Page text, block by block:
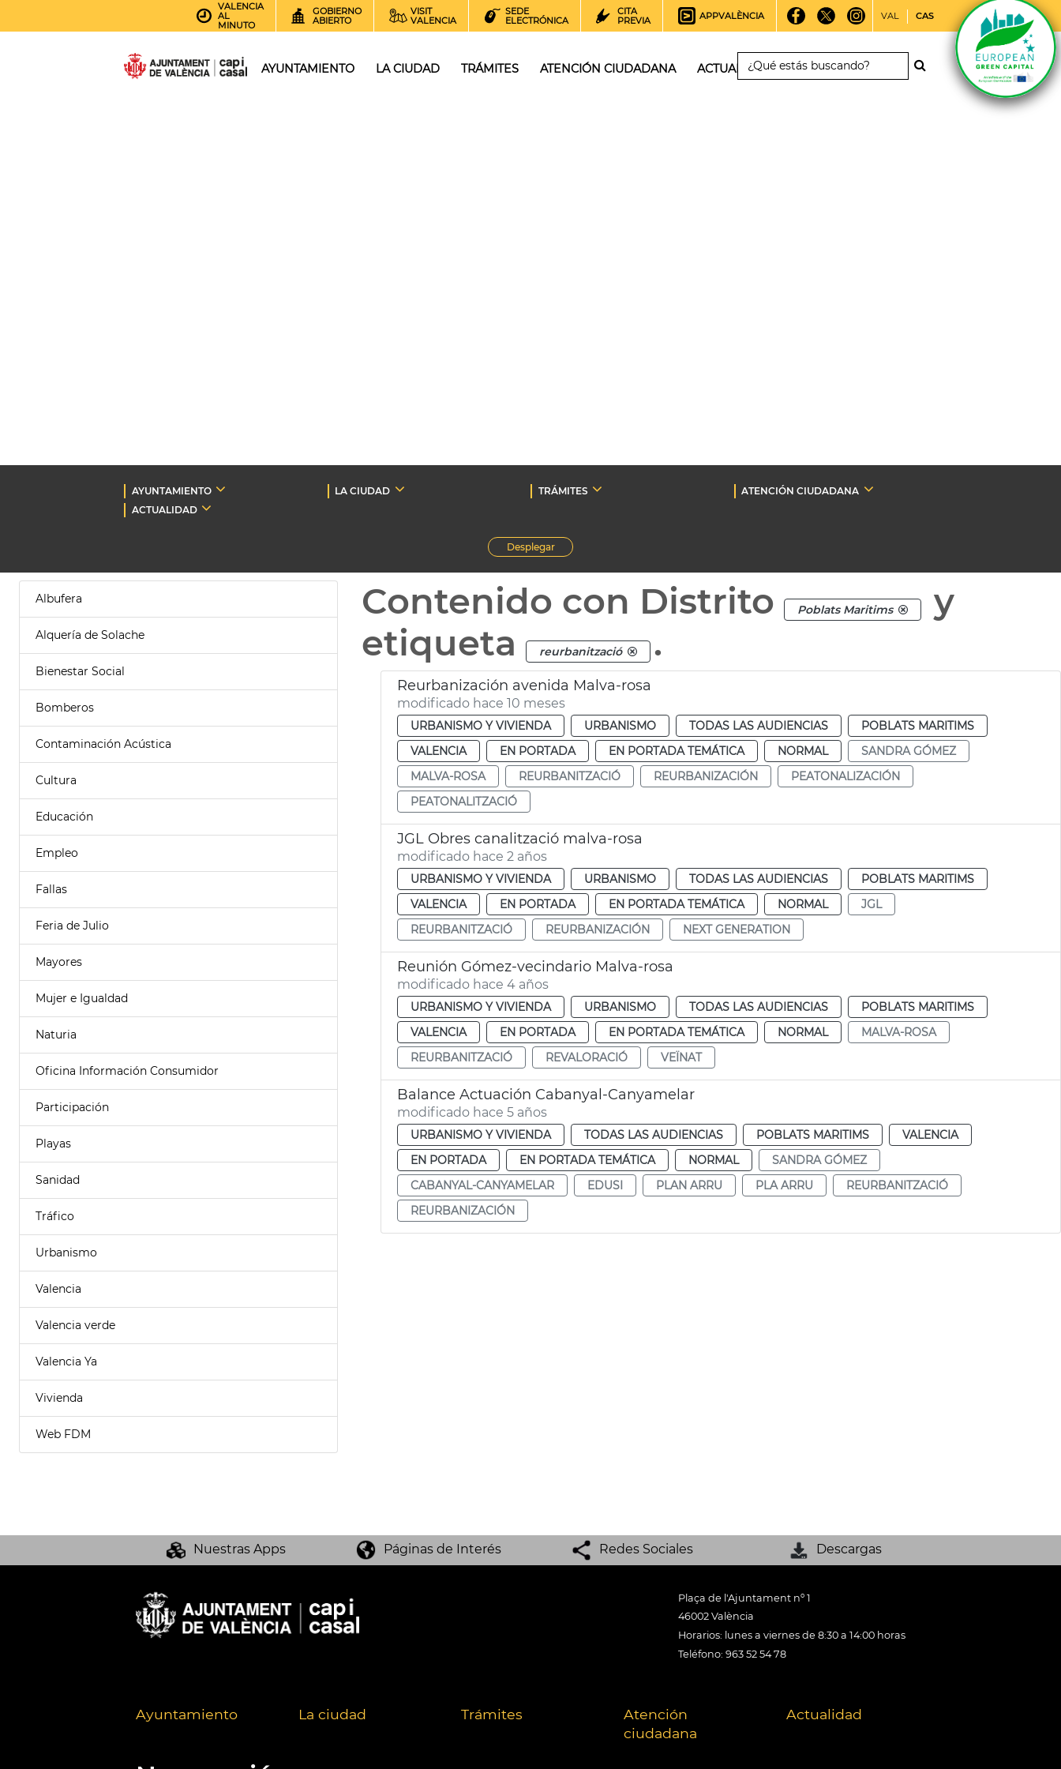
VALENCIA
AL
MINUTO
GOBIERNO
ABIERTO
VISIT
VALENCIA
SEDE
ELECTRÓNICA
CITA
PREVIA
APPVALÈNCIA VAL CAS
AYUNTAMIENTO LA CIUDAD TRÁMITES ATENCIÓN CIUDADANA ACTUALIDAD
AYUNTAMIENTO LA CIUDAD TRÁMITES
ATENCIÓN CIUDADANA
ACTUALIDAD
Desplegar
Albufera
Alquería de Solache
Bienestar Social
Bomberos
Contaminación Acústica
Cultura
Educación
Empleo
Fallas
Feria de Julio
Mayores
Mujer e Igualdad
Naturia
Oficina Información Consumidor
Participación
Playas
Sanidad
Tráfico
Urbanismo
Valencia
Valencia verde
Valencia Ya
Vivienda
Web FDM
Contenido con Distrito Poblats Maritims
y
etiqueta
reurbanització .
Reurbanización avenida Malva-rosa
modificado hace 10 meses
URBANISMO Y VIVIENDA URBANISMO TODAS LAS AUDIENCIAS
POBLATS MARITIMS
VALENCIA
EN PORTADA EN PORTADA TEMÁTICA NORMAL
SANDRA GÓMEZ
MALVA-ROSA
REURBANITZACIÓ REURBANIZACIÓN
PEATONALIZACIÓN
PEATONALITZACIÓ
JGL Obres canalització malva-rosa
modificado hace 2 años
URBANISMO Y VIVIENDA URBANISMO TODAS LAS AUDIENCIAS
POBLATS MARITIMS
VALENCIA
EN PORTADA EN PORTADA TEMÁTICA NORMAL
JGL
REURBANITZACIÓ
REURBANIZACIÓN NEXT GENERATION
Reunión Gómez-vecindario Malva-rosa
modificado hace 4 años
URBANISMO Y VIVIENDA URBANISMO TODAS LAS AUDIENCIAS
POBLATS MARITIMS
VALENCIA
EN PORTADA EN PORTADA TEMÁTICA NORMAL
MALVA-ROSA
REURBANITZACIÓ
REVALORACIÓ VEÏNAT
Balance Actuación Cabanyal-Canyamelar
modificado hace 5 años
URBANISMO Y VIVIENDA TODAS LAS AUDIENCIAS POBLATS MARITIMS
VALENCIA
EN PORTADA
EN PORTADA TEMÁTICA NORMAL
SANDRA GÓMEZ
CABANYAL-CANYAMELAR
EDUSI PLAN ARRU PLA ARRU
REURBANITZACIÓ
REURBANIZACIÓN
Nuestras Apps Páginas de Interés Redes Sociales Descargas
Plaça de l'Ajuntament nº 1
46002 València
Horarios: lunes a viernes de 8:30 a 14:00 horas
Teléfono: 963 52 54 78
Ayuntamiento La ciudad Trámites
Atención
ciudadana
Actualidad